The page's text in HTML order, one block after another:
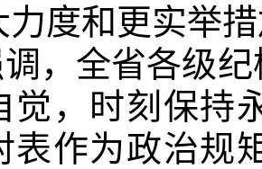
力度和更实举
，全省各级
觉，时刻保持
表作为政治规